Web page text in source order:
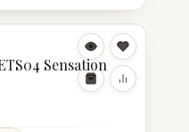
Sensation